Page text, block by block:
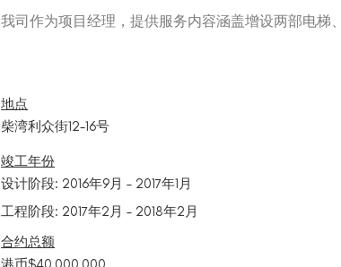
我司作为项目经理，提供服务内容涵盖增设两部电梯
地点
柴湾利众街12-16号
设计阶段: 2016年9月 – 2017年1月
工程阶段: 2017年2月 – 2018年2月
竣工年份
合约总额